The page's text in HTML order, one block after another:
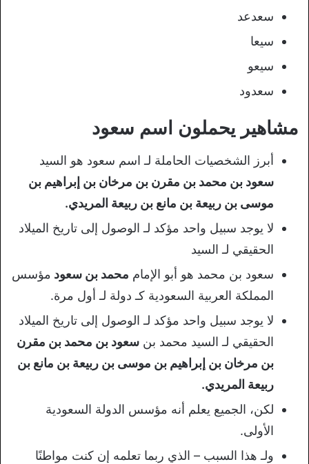
سعدعد
سيعا
سيعو
سعدود
مشاهير يحملون اسم سعود
أبرز الشخصيات الحاملة لـ اسم سعود هو السيد
سعود بن محمد بن مقرن بن مرخان بن إبراهيم بن
موسى بن ربيعة بن مانع بن ربيعة المريدي.
لا يوجد سبيل واحد مؤكد لـ الوصول إلى تاريخ الميلاد
الحقيقي لـ السيد
سعود بن محمد هو أبو الإمام محمد بن سعود مؤسس
المملكة العربية السعودية كـ دولة لـ أول مرة.
لا يوجد سبيل واحد مؤكد لـ الوصول إلى تاريخ الميلاد
الحقيقي لـ السيد محمد بن سعود بن محمد بن مقرن
بن مرخان بن إبراهيم بن موسى بن ربيعة بن مانع بن
ربيعة المريدي.
لكن، الجميع يعلم أنه مؤسس الدولة السعودية
الأولى.
ولـ هذا السبب – الذي ربما تعلمه إن كنت مواطنًا